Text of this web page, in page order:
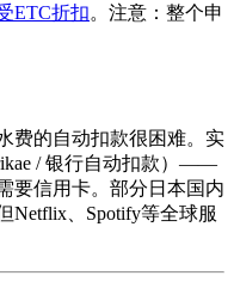
ETC折扣。注意：整个申
费的自动扣款很困难。实
/ 银行自动扣款）——
要信用卡。部分日本国内
Netflix、Spotify等全球服